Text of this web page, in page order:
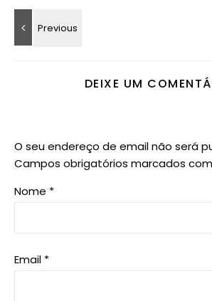
DEIXE UM
O seu endereço de email não será
Campos obrigatórios marcados com
Nome *
Email *